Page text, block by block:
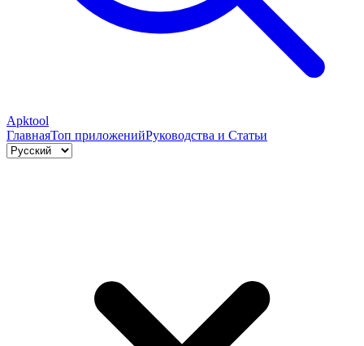
Apktool
ГлавнаяТоп приложенийРуководства и Статьи